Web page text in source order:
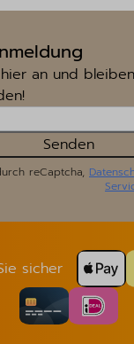
an und
Senden
reCaptcha,
sicher